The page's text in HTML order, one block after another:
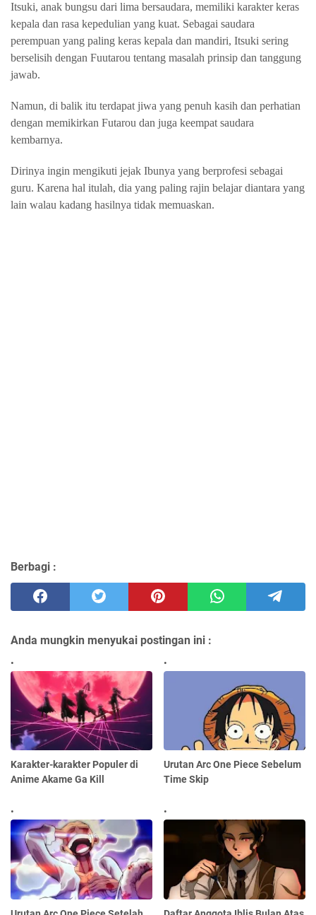
Itsuki, anak bungsu dari lima bersaudara, memiliki karakter keras
kepala dan rasa kepedulian yang kuat. Sebagai saudara
perempuan yang paling keras kepala dan mandiri, Itsuki sering
berselisih dengan Fuutarou tentang masalah prinsip dan tanggung
jawab.
Namun, di balik itu terdapat jiwa yang penuh kasih dan perhatian
dengan memikirkan Futarou dan juga keempat saudara
kembarnya.
Dirinya ingin mengikuti jejak Ibunya yang berprofesi sebagai
guru. Karena hal itulah, dia yang paling rajin belajar diantara yang
lain walau kadang hasilnya tidak memuaskan.
Berbagi :
Anda mungkin menyukai postingan ini :
Karakter-karakter Populer di
Anime Akame Ga Kill
Urutan Arc One Piece Sebelum
Time Skip